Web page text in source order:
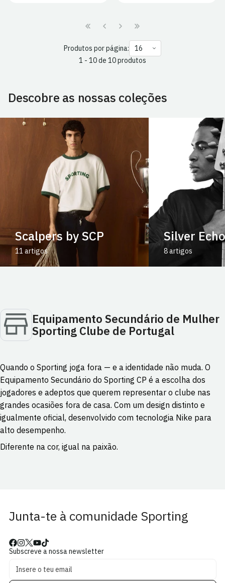
Produtos por página:
1 - 10 de 10 produtos
Descobre as nossas coleções
Scalpers by SCP
11 artigos
Silver Echo
8 artigos
Equipamento Secundário de Mulher
Sporting Clube de Portugal
Quando o Sporting joga fora — e a identidade não muda. O
Equipamento Secundário do Sporting CP é a escolha dos
jogadores e adeptos que querem representar o clube nas
grandes ocasiões fora de casa. Com um design distinto e
igualmente oficial, desenvolvido com tecnologia Nike para
alto desempenho.
Diferente na cor, igual na paixão.
Junta-te à comunidade Sporting
Subscreve a nossa newsletter